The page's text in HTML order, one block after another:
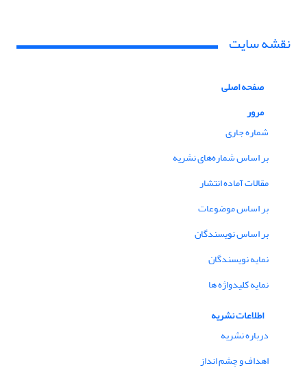
نقشه سایت
صفحه اصلی
مرور
شماره جاری
بر اساس شماره‌های نشریه
مقالات آماده انتشار
بر اساس موضوعات
بر اساس نویسندگان
نمایه نویسندگان
نمایه کلیدواژه ها
اطلاعات نشریه
درباره نشریه
اهداف و چشم انداز